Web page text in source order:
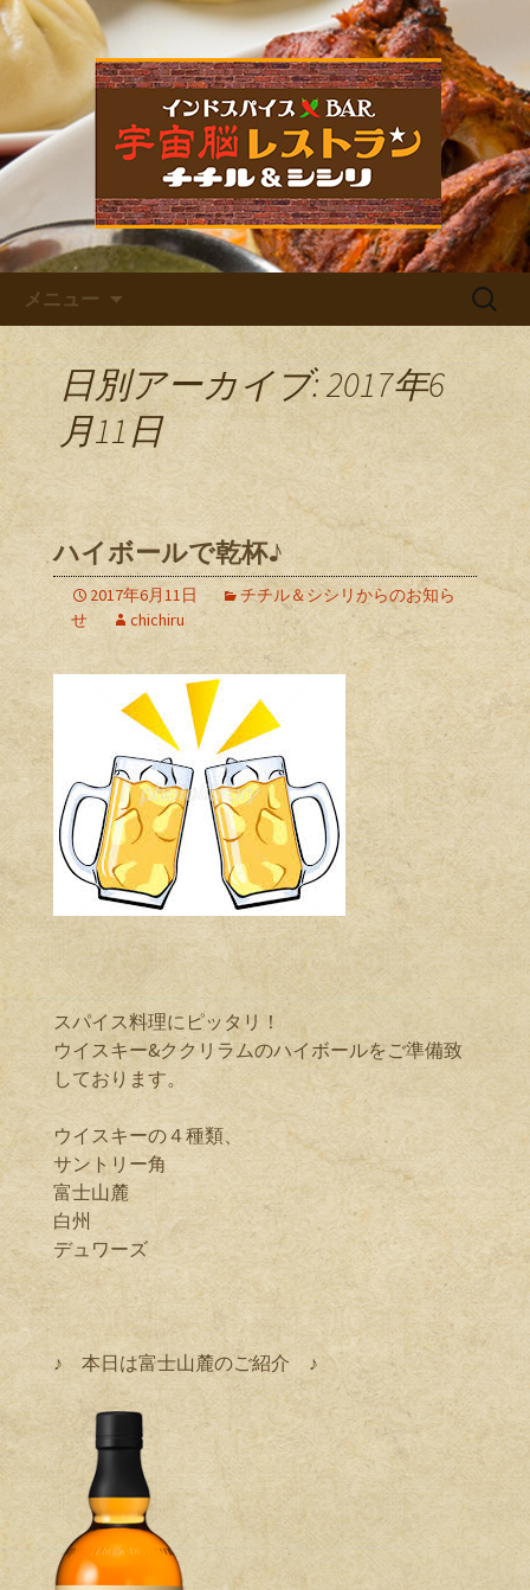
宇宙脳レストラン チチル＆
シシリからのお知らせ
福岡市中央区六本松のカレー屋・ネパ
ールバル「宇宙脳レストラン チチル
＆シシリ」。普段のお食事、家族での
ご飯、お仕事帰りの晩酌、デート、女
子会など様々なシーンでご利用くださ
い。イベントも多数開催しています。
メニュー
検
日別アーカイブ: 2017年6
月11日
ハイボールで乾杯♪
2017年6月11日
チチル＆シシリからのお知ら
せ
chichiru
スパイス料理にピッタリ！
ウイスキー&ククリラムのハイボールをご準備致
しております。
ウイスキーの４種類、
サントリー角
富士山麓
白州
デュワーズ
♪ 本日は富士山麓のご紹介 ♪